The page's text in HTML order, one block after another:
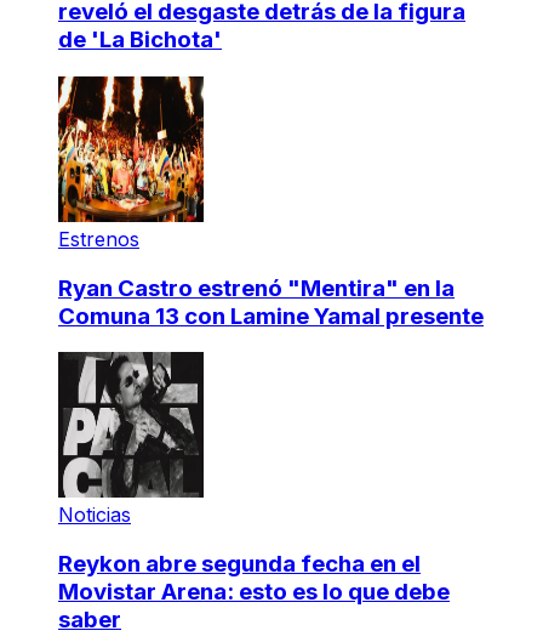
reveló el desgaste detrás de la figura
de 'La Bichota'
Estrenos
Ryan Castro estrenó "Mentira" en la
Comuna 13 con Lamine Yamal presente
Noticias
Reykon abre segunda fecha en el
Movistar Arena: esto es lo que debe
saber